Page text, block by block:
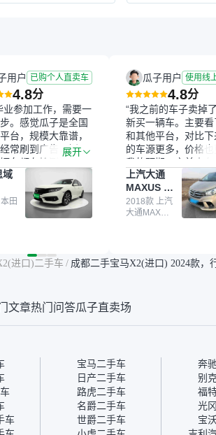
用户 已购个人直卖车
4.8分
业参加工作，需要一
。感觉瓜子是全国
台，规模大靠谱，
常刷到广告，挺火
车都有检测报告，
很放心。去外面买
卖家一张嘴，不敢
了本田思域，白
次数少，公里数符
车价贵点也正常，毕
。其他平台上很多
买个放心。从个人
展开
域
田
瓜子用户 使用线
4.8分
“我之前的车子卖掉
新买一辆车。主要
和其他平台，对比
的车源更多，价格也
我的预期。之前卖车
子，虽然价格没谈成
APP一直留着。瓜子
大平台，整体印象还
最终买了一台上汽大
期，这一点很便捷
心的额外价值。虽然
为瓜子有质保，车
病维修更有保障。”
上汽大通
MAXUS 大
通G10
2018款 上汽
大通MAXUS
进口)二手车 / 成都二手宝马X2(进口) 2024款，
文章热门问答瓜子直卖场
宝马二手车
奔
日产二手车
别
路虎二手车
福
名爵二手车
光
车 世爵二手车
宝